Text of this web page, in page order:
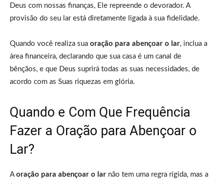
Deus com nossas finanças, Ele repreende o devorador. A
provisão do seu lar está diretamente ligada à sua fidelidade.
Quando você realiza sua oração para abençoar o lar, inclua a
área financeira, declarando que sua casa é um canal de
bênçãos, e que Deus suprirá todas as suas necessidades, de
acordo com as Suas riquezas em glória.
Quando e Com Que Frequência
Fazer a Oração para Abençoar o
Lar?
A oração para abençoar o lar não tem uma regra rígida, mas a